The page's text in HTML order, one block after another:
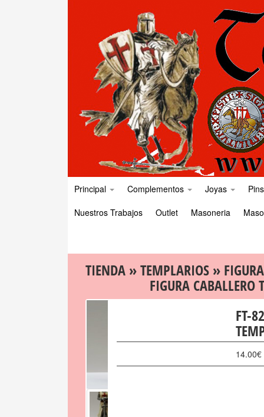
Principal Complementos Joyas
Pins
Nuestros Trabajos
Outlet Masoneria
TIENDA »TEMPLARIOS »
FIGURA CABALLERO
FT-
14.00€